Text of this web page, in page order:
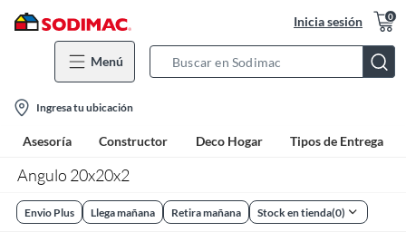
Inicia sesión 0
Menú
Bar
location-
icon
Ingresa tu ubicación
Asesoría Constructor Deco Hogar Tipos de Entrega
Angulo 20x20x2
Envio Plus Llega mañana Retira mañana Stock en tienda(0)